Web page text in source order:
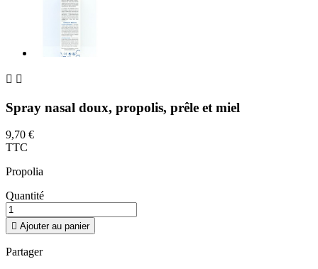
 
Spray nasal doux, propolis, prêle et miel
9,70 €
TTC
Propolia
Quantité
 Ajouter au panier
Partager